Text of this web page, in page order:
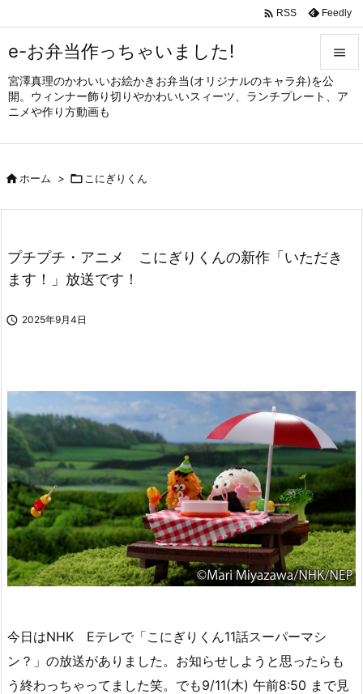
e-お弁当作っちゃいました!
宮澤真理のかわいいお絵かきお弁当(オリジナルのキャラ弁)を公
開。ウィンナー飾り切りやかわいいスィーツ、ランチプレート、ア
ニメや作り方動画も


メニュ
サイド


検索
 RSS Feedly
ホーム >  こにぎりくん
プチプチ・アニメ こにぎりくんの新作「いただき
ます！」放送です！
 2025年9月4日
今日はNHK Eテレで「こにぎりくん11話スーパーマシ
ン？」の放送がありました。お知らせしようと思ったらも
う終わっちゃってました笑。でも9/11(木) 午前8:50 まで見